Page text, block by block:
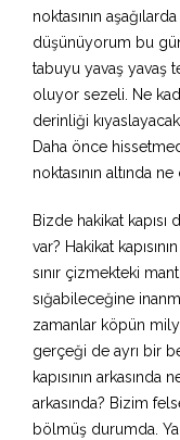
noktasının
düşünüyorum bu
tabuyu yavaş yavaş
oluyor sezeli. Ne
derinliği
Daha önce
noktasının altında
Bizde hakikat
var? Hakikat
sınır çizmekteki
sığabileceğine
zamanlar köpün
gerçeği de ayrı bir
kapısının arkasında
arkasında? Bizim
bölmüş durumda.